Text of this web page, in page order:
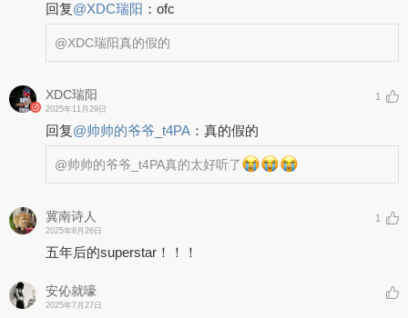
回复@XDC瑞阳 ： ofc
@XDC瑞阳真的假的
XDC瑞阳
2025年11月29日
1
回复@帅帅的爷爷_t4PA ： 真的假的
@帅帅的爷爷_t4PA真的太好听了
冀南诗人
2025年8月26日
1
五年后的superstar！！！
安伈就嚎
2025年7月27日